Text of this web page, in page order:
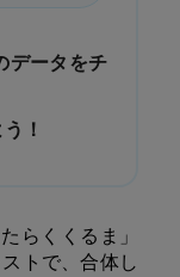
データをチ
！
らくくるま」
トで、合体し